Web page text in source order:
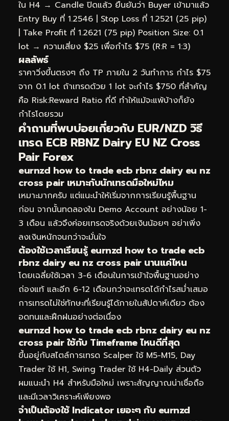
ใน H4 → Candle ปิดแล้ว ยืนยันว่า Buyer เข้ามาแล้ว
Entry Buy ที่ 1.2546 | Stop Loss ที่ 1.2521 (25 pip)
| Take Profit ที่ 1.2621 (75 pip) Position Size: 0.1
lot → ความเสี่ยง $25 เพื่อกำไร $75 (R:R = 1:3)
ผลลัพธ์
ราคาวิ่งขึ้นตรงๆ ถึง TP ภายใน 2 วันทำการ กำไร $75
จาก 0.1 lot ถ้าเทรดด้วย 1 lot จะกำไร $750 ที่สำคัญ
คือ Risk:Reward Ratio ที่ดี ทำให้แม้จะแพ้บ้างก็ยัง
กำไรโดยรวม
คำถามที่พบบ่อยเกี่ยวกับ EUR/NZD วิธี
เทรด ECB RBNZ Dairy EU NZ Cross
Pair Forex
eurnzd how to trade ecb rbnz dairy eu nz
cross pair เหมาะกับนักเทรดมือใหม่ไหม
เหมาะมากครับ แต่แนะนำให้เริ่มจากการเรียนรู้พื้นฐาน
ก่อน จากนั้นทดลองใน Demo Account อย่างน้อย 1-
3 เดือน แล้วจึงค่อยเทรดจริงด้วยเงินน้อยๆ อย่าเพิ่ง
ลงเงินหนักจนกว่าจะมั่นใจ
ต้องใช้เวลาเรียนรู้ eurnzd how to trade ecb
rbnz dairy eu nz cross pair นานแค่ไหน
โดยเฉลี่ยใช้เวลา 3-6 เดือนในการเข้าใจพื้นฐานอย่าง
ถ่องแท้ และอีก 6-12 เดือนกว่าจะเทรดได้กำไรสม่ำเสมอ
การเทรดไม่ใช่ทักษะที่เรียนรู้ได้ภายในสัปดาห์เดียว ต้อง
อดทนและฝึกฝนอย่างต่อเนื่อง
eurnzd how to trade ecb rbnz dairy eu nz
cross pair ใช้กับ Timeframe ไหนดีที่สุด
ขึ้นอยู่กับสไตล์การเทรด Scalper ใช้ M5-M15, Day
Trader ใช้ H1, Swing Trader ใช้ H4-Daily ส่วนตัว
ผมแนะนำ H4 สำหรับมือใหม่ เพราะสัญญาณน่าเชื่อถือ
และมีเวลาวิเคราะห์เพียงพอ
จำเป็นต้องใช้ Indicator เยอะๆ กับ eurnzd